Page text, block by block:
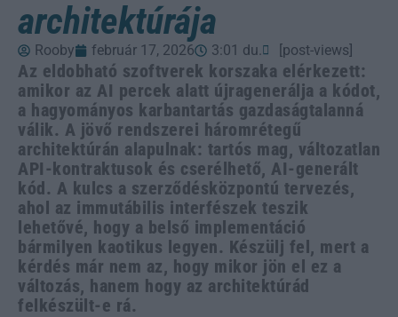
architektúrája
Rooby február 17, 2026 3:01 du. [post-views]
Az eldobható szoftverek korszaka elérkezett:
amikor az AI percek alatt újragenerálja a kódot,
a hagyományos karbantartás gazdaságtalanná
válik. A jövő rendszerei háromrétegű
architektúrán alapulnak: tartós mag, változatlan
API-kontraktusok és cserélhető, AI-generált
kód. A kulcs a szerződésközpontú tervezés,
ahol az immutábilis interfészek teszik
lehetővé, hogy a belső implementáció
bármilyen kaotikus legyen. Készülj fel, mert a
kérdés már nem az, hogy mikor jön el ez a
változás, hanem hogy az architektúrád
felkészült-e rá.